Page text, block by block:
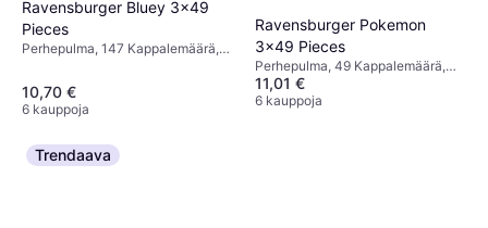
Ravensburger Bluey 3x49
Pieces
Perhepulma, 147 Kappalemäärä,
10,70 €
6 kauppoja
Ravensburger Pokemon
3x49 Pieces
Perhepulma, 49 Kappalemäärä,
21.5x21.5cm
11,01 €
6 kauppoja
Trendaava